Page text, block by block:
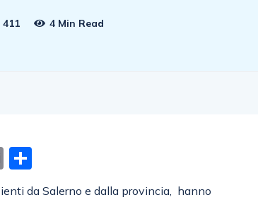
411 4 Min Read
Email
da Salerno e dalla provincia, hanno